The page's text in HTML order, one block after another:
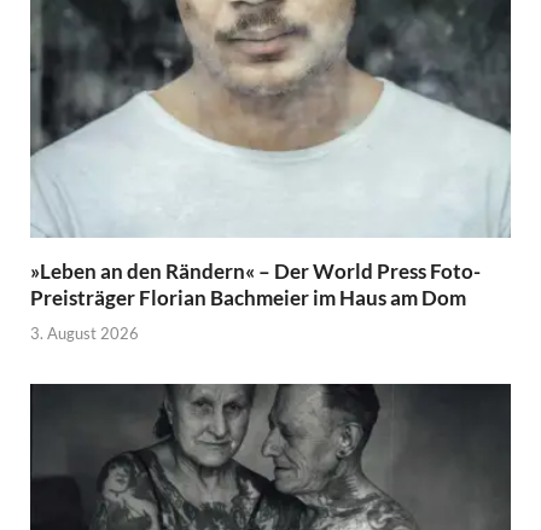
»Leben an den Rändern« – Der World Press Foto-
Preisträger Florian Bachmeier im Haus am Dom
3. August 2026